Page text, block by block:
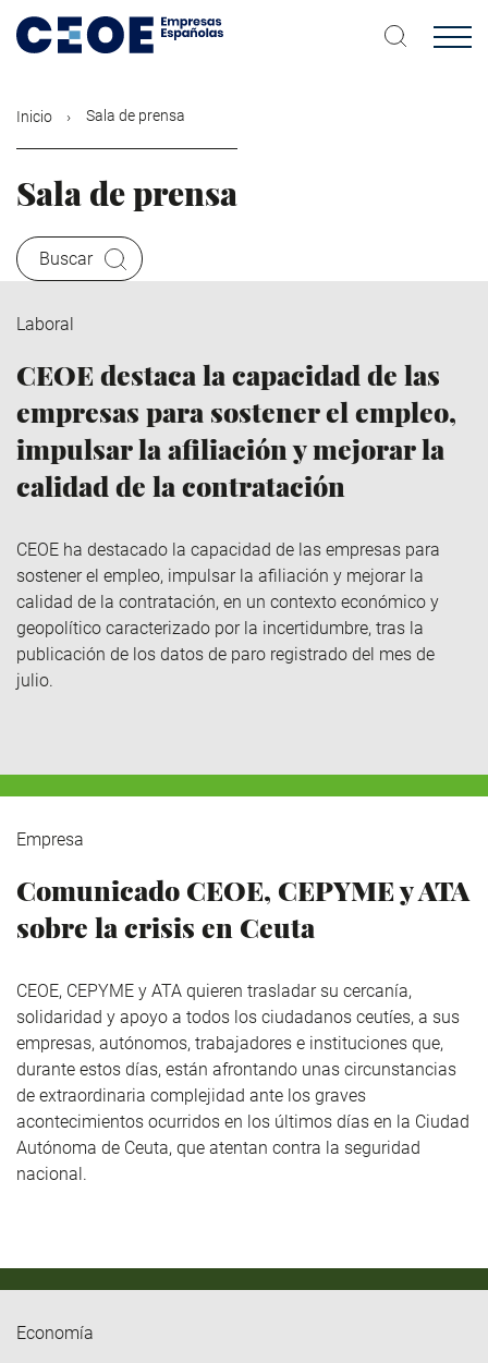
contenido
Inicio Sala de prensa
Sala de prensa
Buscar
Laboral
CEOE destaca la capacidad de las
empresas para sostener el empleo,
impulsar la afiliación y mejorar la
calidad de la contratación
CEOE ha destacado la capacidad de las empresas para
sostener el empleo, impulsar la afiliación y mejorar la
calidad de la contratación, en un contexto económico y
geopolítico caracterizado por la incertidumbre, tras la
publicación de los datos de paro registrado del mes de
julio.
Empresa
Comunicado CEOE, CEPYME y ATA
sobre la crisis en Ceuta
CEOE, CEPYME y ATA quieren trasladar su cercanía,
solidaridad y apoyo a todos los ciudadanos ceutíes, a sus
empresas, autónomos, trabajadores e instituciones que,
durante estos días, están afrontando unas circunstancias
de extraordinaria complejidad ante los graves
acontecimientos ocurridos en los últimos días en la Ciudad
Autónoma de Ceuta, que atentan contra la seguridad
nacional.
Economía